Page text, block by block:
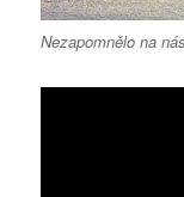
Nezapomnělo na